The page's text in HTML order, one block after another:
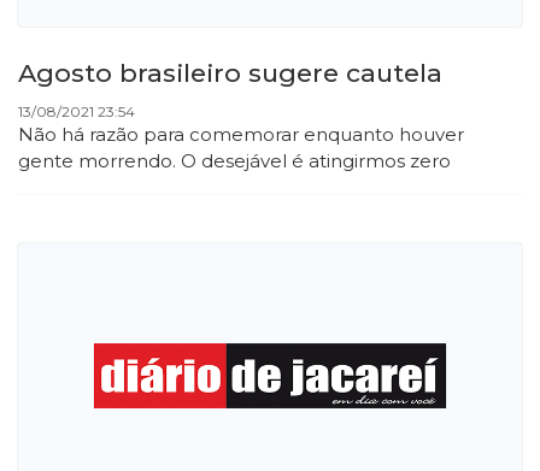
Agosto brasileiro sugere cautela
13/08/2021 23:54
Não há razão para comemorar enquanto houver
gente morrendo. O desejável é atingirmos zero